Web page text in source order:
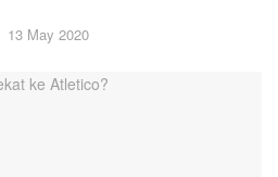
13 May 2020